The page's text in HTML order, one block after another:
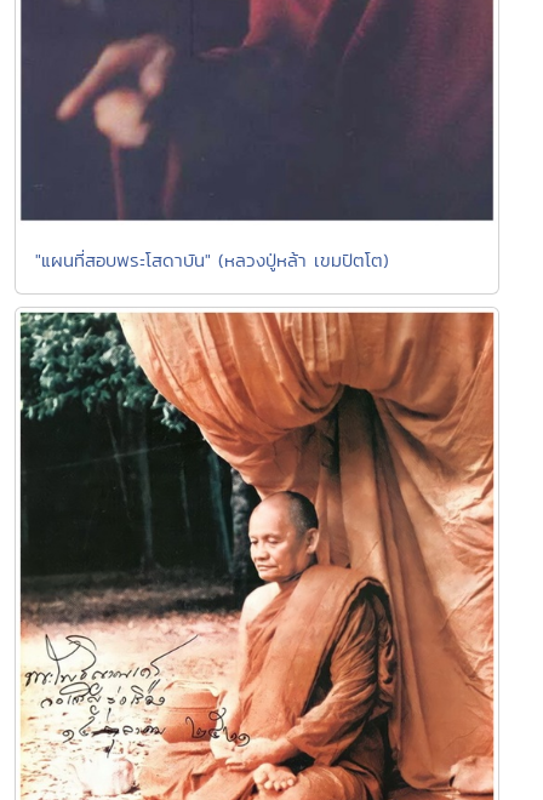
"แผนที่สอบพระโสดาบัน" (หลวงปู่หล้า เขมปัตโต)